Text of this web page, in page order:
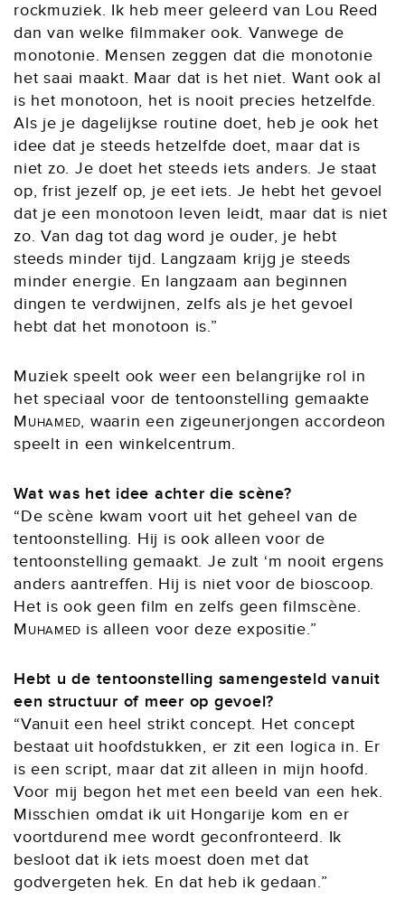
rockmuziek. Ik heb meer geleerd van Lou Reed
dan van welke filmmaker ook. Vanwege de
monotonie. Mensen zeggen dat die monotonie
het saai maakt. Maar dat is het niet. Want ook al
is het monotoon, het is nooit precies hetzelfde.
Als je je dagelijkse routine doet, heb je ook het
idee dat je steeds hetzelfde doet, maar dat is
niet zo. Je doet het steeds iets anders. Je staat
op, frist jezelf op, je eet iets. Je hebt het gevoel
dat je een monotoon leven leidt, maar dat is niet
zo. Van dag tot dag word je ouder, je hebt
steeds minder tijd. Langzaam krijg je steeds
minder energie. En langzaam aan beginnen
dingen te verdwijnen, zelfs als je het gevoel
hebt dat het monotoon is.”
Muziek speelt ook weer een belangrijke rol in
het speciaal voor de tentoonstelling gemaakte
Muhamed, waarin een zigeunerjongen accordeon
speelt in een winkelcentrum.
Wat was het idee achter die scène?
“De scène kwam voort uit het geheel van de
tentoonstelling. Hij is ook alleen voor de
tentoonstelling gemaakt. Je zult ‘m nooit ergens
anders aantreffen. Hij is niet voor de bioscoop.
Het is ook geen film en zelfs geen filmscène.
Muhamed is alleen voor deze expositie.”
Hebt u de tentoonstelling samengesteld vanuit
een structuur of meer op gevoel?
“Vanuit een heel strikt concept. Het concept
bestaat uit hoofdstukken, er zit een logica in. Er
is een script, maar dat zit alleen in mijn hoofd.
Voor mij begon het met een beeld van een hek.
Misschien omdat ik uit Hongarije kom en er
voortdurend mee wordt geconfronteerd. Ik
besloot dat ik iets moest doen met dat
godvergeten hek. En dat heb ik gedaan.”